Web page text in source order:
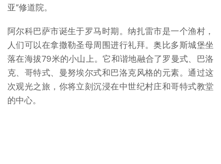
亚”修道院。
阿尔科巴萨市诞生于罗马时期。纳扎雷市是一个渔村，
人们可以在拿撒勒圣母周围进行礼拜。奥比多斯城堡坐
落在海拔79米的小山上。它和谐地融合了罗曼式、巴洛
克、哥特式、曼努埃尔式和巴洛克风格的元素。通过这
次观光之旅，你将立刻沉浸在中世纪村庄和哥特式教堂
的中心。